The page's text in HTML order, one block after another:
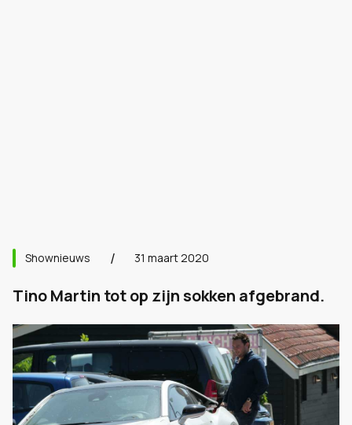
Shownieuws 31 maart 2020
Tino Martin tot op zijn sokken afgebrand.